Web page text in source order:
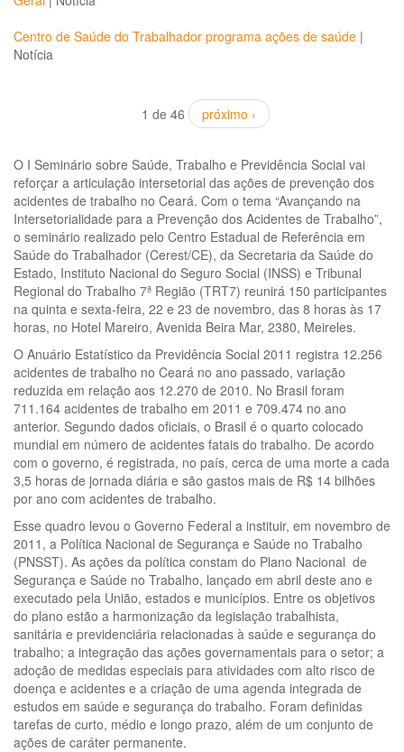
Centro de Saúde do Trabalhador programa ações de saúde |
Notícia
1 de 46 próximo ›
O I Seminário sobre Saúde, Trabalho e Previdência Social vai
reforçar a articulação intersetorial das ações de prevenção dos
acidentes de trabalho no Ceará. Com o tema “Avançando na
Intersetorialidade para a Prevenção dos Acidentes de Trabalho”,
o seminário realizado pelo Centro Estadual de Referência em
Saúde do Trabalhador (Cerest/CE), da Secretaria da Saúde do
Estado, Instituto Nacional do Seguro Social (INSS) e Tribunal
Regional do Trabalho 7ª Região (TRT7) reunirá 150 participantes
na quinta e sexta-feira, 22 e 23 de novembro, das 8 horas às 17
horas, no Hotel Mareiro, Avenida Beira Mar, 2380, Meireles.
O Anuário Estatístico da Previdência Social 2011 registra 12.256
acidentes de trabalho no Ceará no ano passado, variação
reduzida em relação aos 12.270 de 2010. No Brasil foram
711.164 acidentes de trabalho em 2011 e 709.474 no ano
anterior. Segundo dados oficiais, o Brasil é o quarto colocado
mundial em número de acidentes fatais do trabalho. De acordo
com o governo, é registrada, no país, cerca de uma morte a cada
3,5 horas de jornada diária e são gastos mais de R$ 14 bilhões
por ano com acidentes de trabalho.
Esse quadro levou o Governo Federal a instituir, em novembro de
2011, a Política Nacional de Segurança e Saúde no Trabalho
(PNSST). As ações da política constam do Plano Nacional de
Segurança e Saúde no Trabalho, lançado em abril deste ano e
executado pela União, estados e municípios. Entre os objetivos
do plano estão a harmonização da legislação trabalhista,
sanitária e previdenciária relacionadas à saúde e segurança do
trabalho; a integração das ações governamentais para o setor; a
adoção de medidas especiais para atividades com alto risco de
doença e acidentes e a criação de uma agenda integrada de
estudos em saúde e segurança do trabalho. Foram definidas
tarefas de curto, médio e longo prazo, além de um conjunto de
ações de caráter permanente.